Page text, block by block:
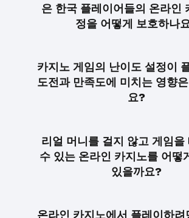
은 한국 플레이어들의 온라인
정을 어떻게 보호하나
카지노 게임의 난이도 설정이
도전과 만족도에 미치는 영향
요?
리얼 머니를 걸지 않고 게임을
수 있는 온라인 카지노를 어떻
있을까요?
온라인 카지노에서 플레이하려